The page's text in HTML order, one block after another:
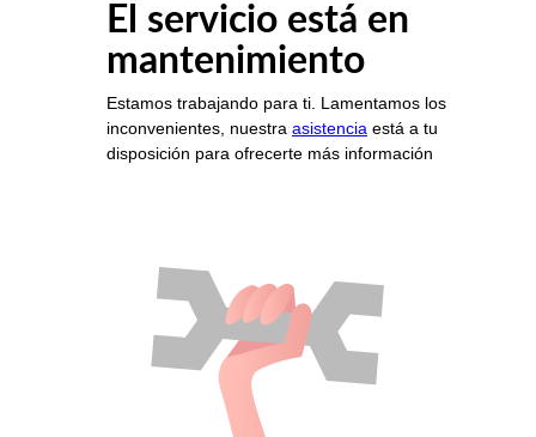
El servicio está en
mantenimiento
Estamos trabajando para ti. Lamentamos los
inconvenientes, nuestra asistencia está a tu
disposición para ofrecerte más información